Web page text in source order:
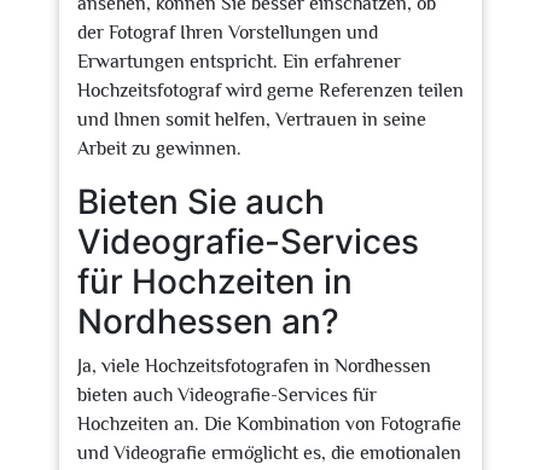
der Fotograf Ihren Vorstellungen und
Erwartungen entspricht. Ein erfahrener
Hochzeitsfotograf wird gerne Referenzen teilen
und Ihnen somit helfen, Vertrauen in seine
Arbeit zu gewinnen.
Bieten Sie auch
Videografie-Services
für Hochzeiten in
Nordhessen an?
Ja, viele Hochzeitsfotografen in Nordhessen
bieten auch Videografie-Services für
Hochzeiten an. Die Kombination von Fotografie
und Videografie ermöglicht es, die emotionalen